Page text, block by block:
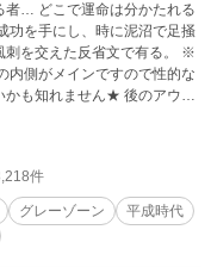
者… どこで運命は分かたれる
功を手にし、時に泥沼で足掻
を交えた反省文で有る。 ※
側がメインですので性的な
かも知れません★ 後のアウト
る全ての派生の大元の作品
は無く押絵用の生成画像で
頂く場合も有ります、ご了
件
グレーゾーン
平成時代